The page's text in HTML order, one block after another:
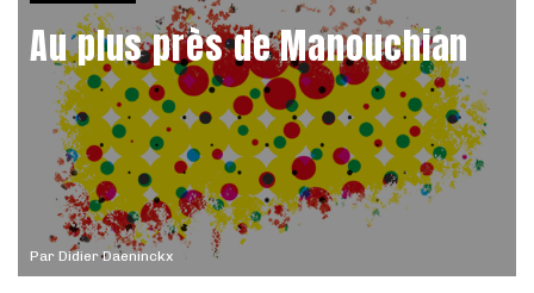
Par Didier Daeninckx
Au plus près de Manouchian